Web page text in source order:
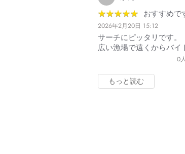
★★★★★
★★★★★ おすすめで
2026年2月20日 15:12
サーチにピッタリです。
広い漁場で遠くからバイ
0
もっと読む